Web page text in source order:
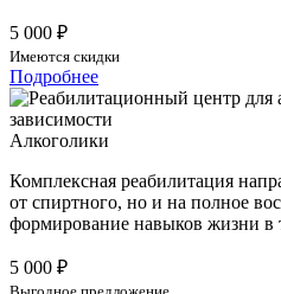
5 000 ₽
Имеются скидки
Подробнее
Алкоголики
Комплексная реабилитация
от спиртного, но и на полное
формирование навыков жизни в
5 000 ₽